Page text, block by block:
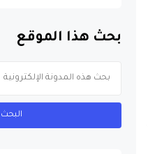
بحث هذا الموقع